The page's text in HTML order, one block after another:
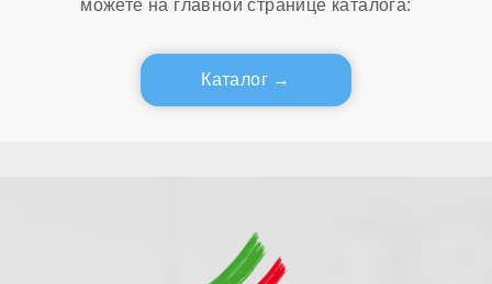
можете на главной странице каталога:
Каталог